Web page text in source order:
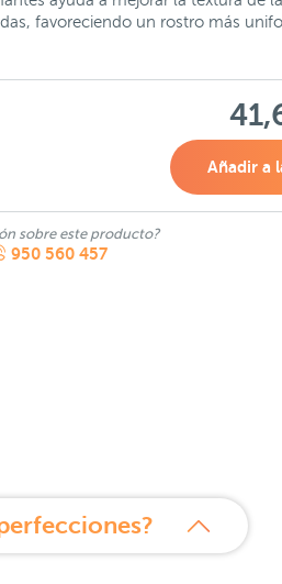
favoreciendo un rostro más
Añadir a
sobre este producto?
950 560 457